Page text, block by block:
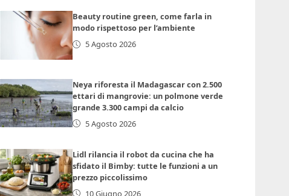
Beauty routine green, come farla in
modo rispettoso per l’ambiente
5 Agosto 2026
Neya riforesta il Madagascar con 2.500
ettari di mangrovie: un polmone verde
grande 3.300 campi da calcio
5 Agosto 2026
Lidl rilancia il robot da cucina che ha
sfidato il Bimby: tutte le funzioni a un
prezzo piccolissimo
10 Giugno 2026